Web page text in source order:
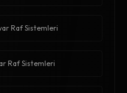
Raf Sistemleri
Raf Sistemleri